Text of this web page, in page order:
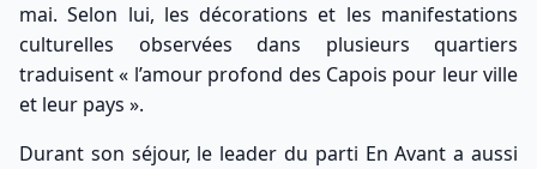
mai. Selon lui, les décorations et les manifestations
culturelles observées dans plusieurs quartiers
traduisent « l’amour profond des Capois pour leur ville
et leur pays ».
Durant son séjour, le leader du parti En Avant a aussi